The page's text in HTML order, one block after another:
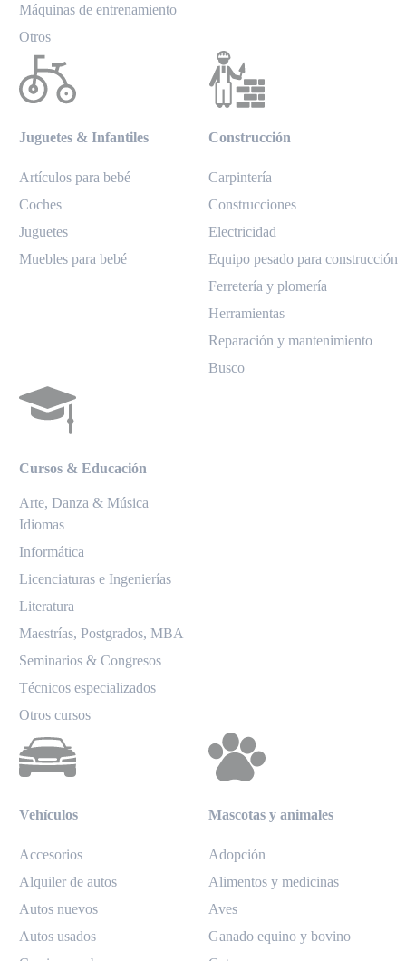
Máquinas de entrenamiento
Otros
Juguetes & Infantiles
Artículos para bebé
Coches
Juguetes
Muebles para bebé
Construcción
Carpintería
Construcciones
Electricidad
Equipo pesado para construcción
Ferretería y plomería
Herramientas
Reparación y mantenimiento
Busco
Cursos & Educación
Arte, Danza & Música
Idiomas
Informática
Licenciaturas e Ingenierías
Literatura
Maestrías, Postgrados, MBA
Seminarios & Congresos
Técnicos especializados
Otros cursos
Vehículos
Accesorios
Alquiler de autos
Autos nuevos
Autos usados
Mascotas y animales
Adopción
Alimentos y medicinas
Aves
Ganado equino y bovino